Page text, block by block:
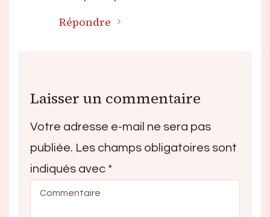
Répondre
Laisser un commentaire
Votre adresse e-mail ne sera pas
publiée. Les champs obligatoires sont
indiqués avec *